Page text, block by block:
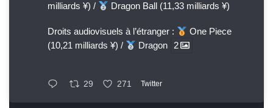
milliards ¥) /
Dragon Ball (11,33 milliards ¥)
Droits audiovisuels à l’étranger :
One Piece
(10,21 milliards ¥) /
Dragon 2
29 271 Twitter